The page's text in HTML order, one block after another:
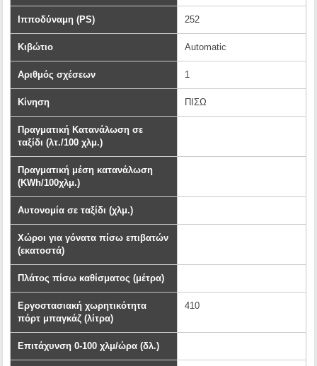
Ιπποδύναμη (PS) 252
Κιβώτιο Automatic
Αριθμός σχέσεων 1
Κίνηση ΠΙΣΩ
Πραγματική Κατανάλωση σε
ταξίδι (λτ./100 χλμ.)
Πραγματική μέση κατανάλωση
(KWh/100χλμ.)
Αυτονομία σε ταξίδι (χλμ.)
Χώροι για γόνατα πίσω επιβατών
(εκατοστά)
Πλάτος πίσω καθίσματος (μέτρα)
Εργοστασιακή χωρητικότητα
πόρτ μπαγκάζ (λίτρα)
410
Επιτάχυνση 0-100 χλμ/ώρα (δλ.)